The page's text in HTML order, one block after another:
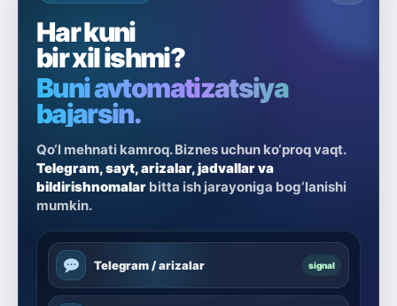
Har kuni
bir xil ishmi?
Buni avtomatizatsiya
bajarsin.
Qo‘l mehnati kamroq. Biznes uchun ko‘proq vaqt.
Telegram, sayt, arizalar, jadvallar va
bildirishnomalar bitta ish jarayoniga bog‘lanishi
mumkin.
Telegram / arizalar signal